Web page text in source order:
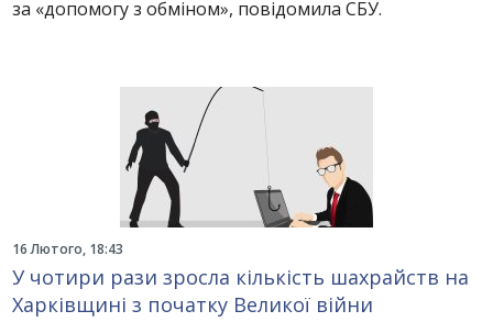
за «допомогу з обміном», повідомила СБУ.
16 Лютого, 18:43
У чотири рази зросла кількість шахрайств на
Харківщині з початку Великої війни